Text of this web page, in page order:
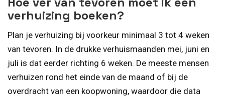
verhuizing boeken?
Plan je verhuizing bij voorkeur minimaal 3 tot 4 weken
van tevoren. In de drukke verhuismaanden mei, juni en
juli is dat eerder richting 6 weken. De meeste mensen
verhuizen rond het einde van de maand of bij de
overdracht van een koopwoning, waardoor die data